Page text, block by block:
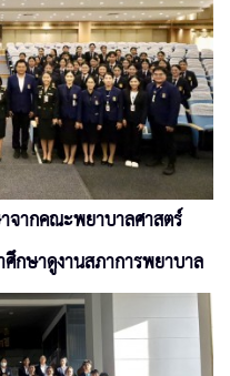
จากคณะพยาบาลศาสตร์
กษาดูงานสภาการพยาบาล